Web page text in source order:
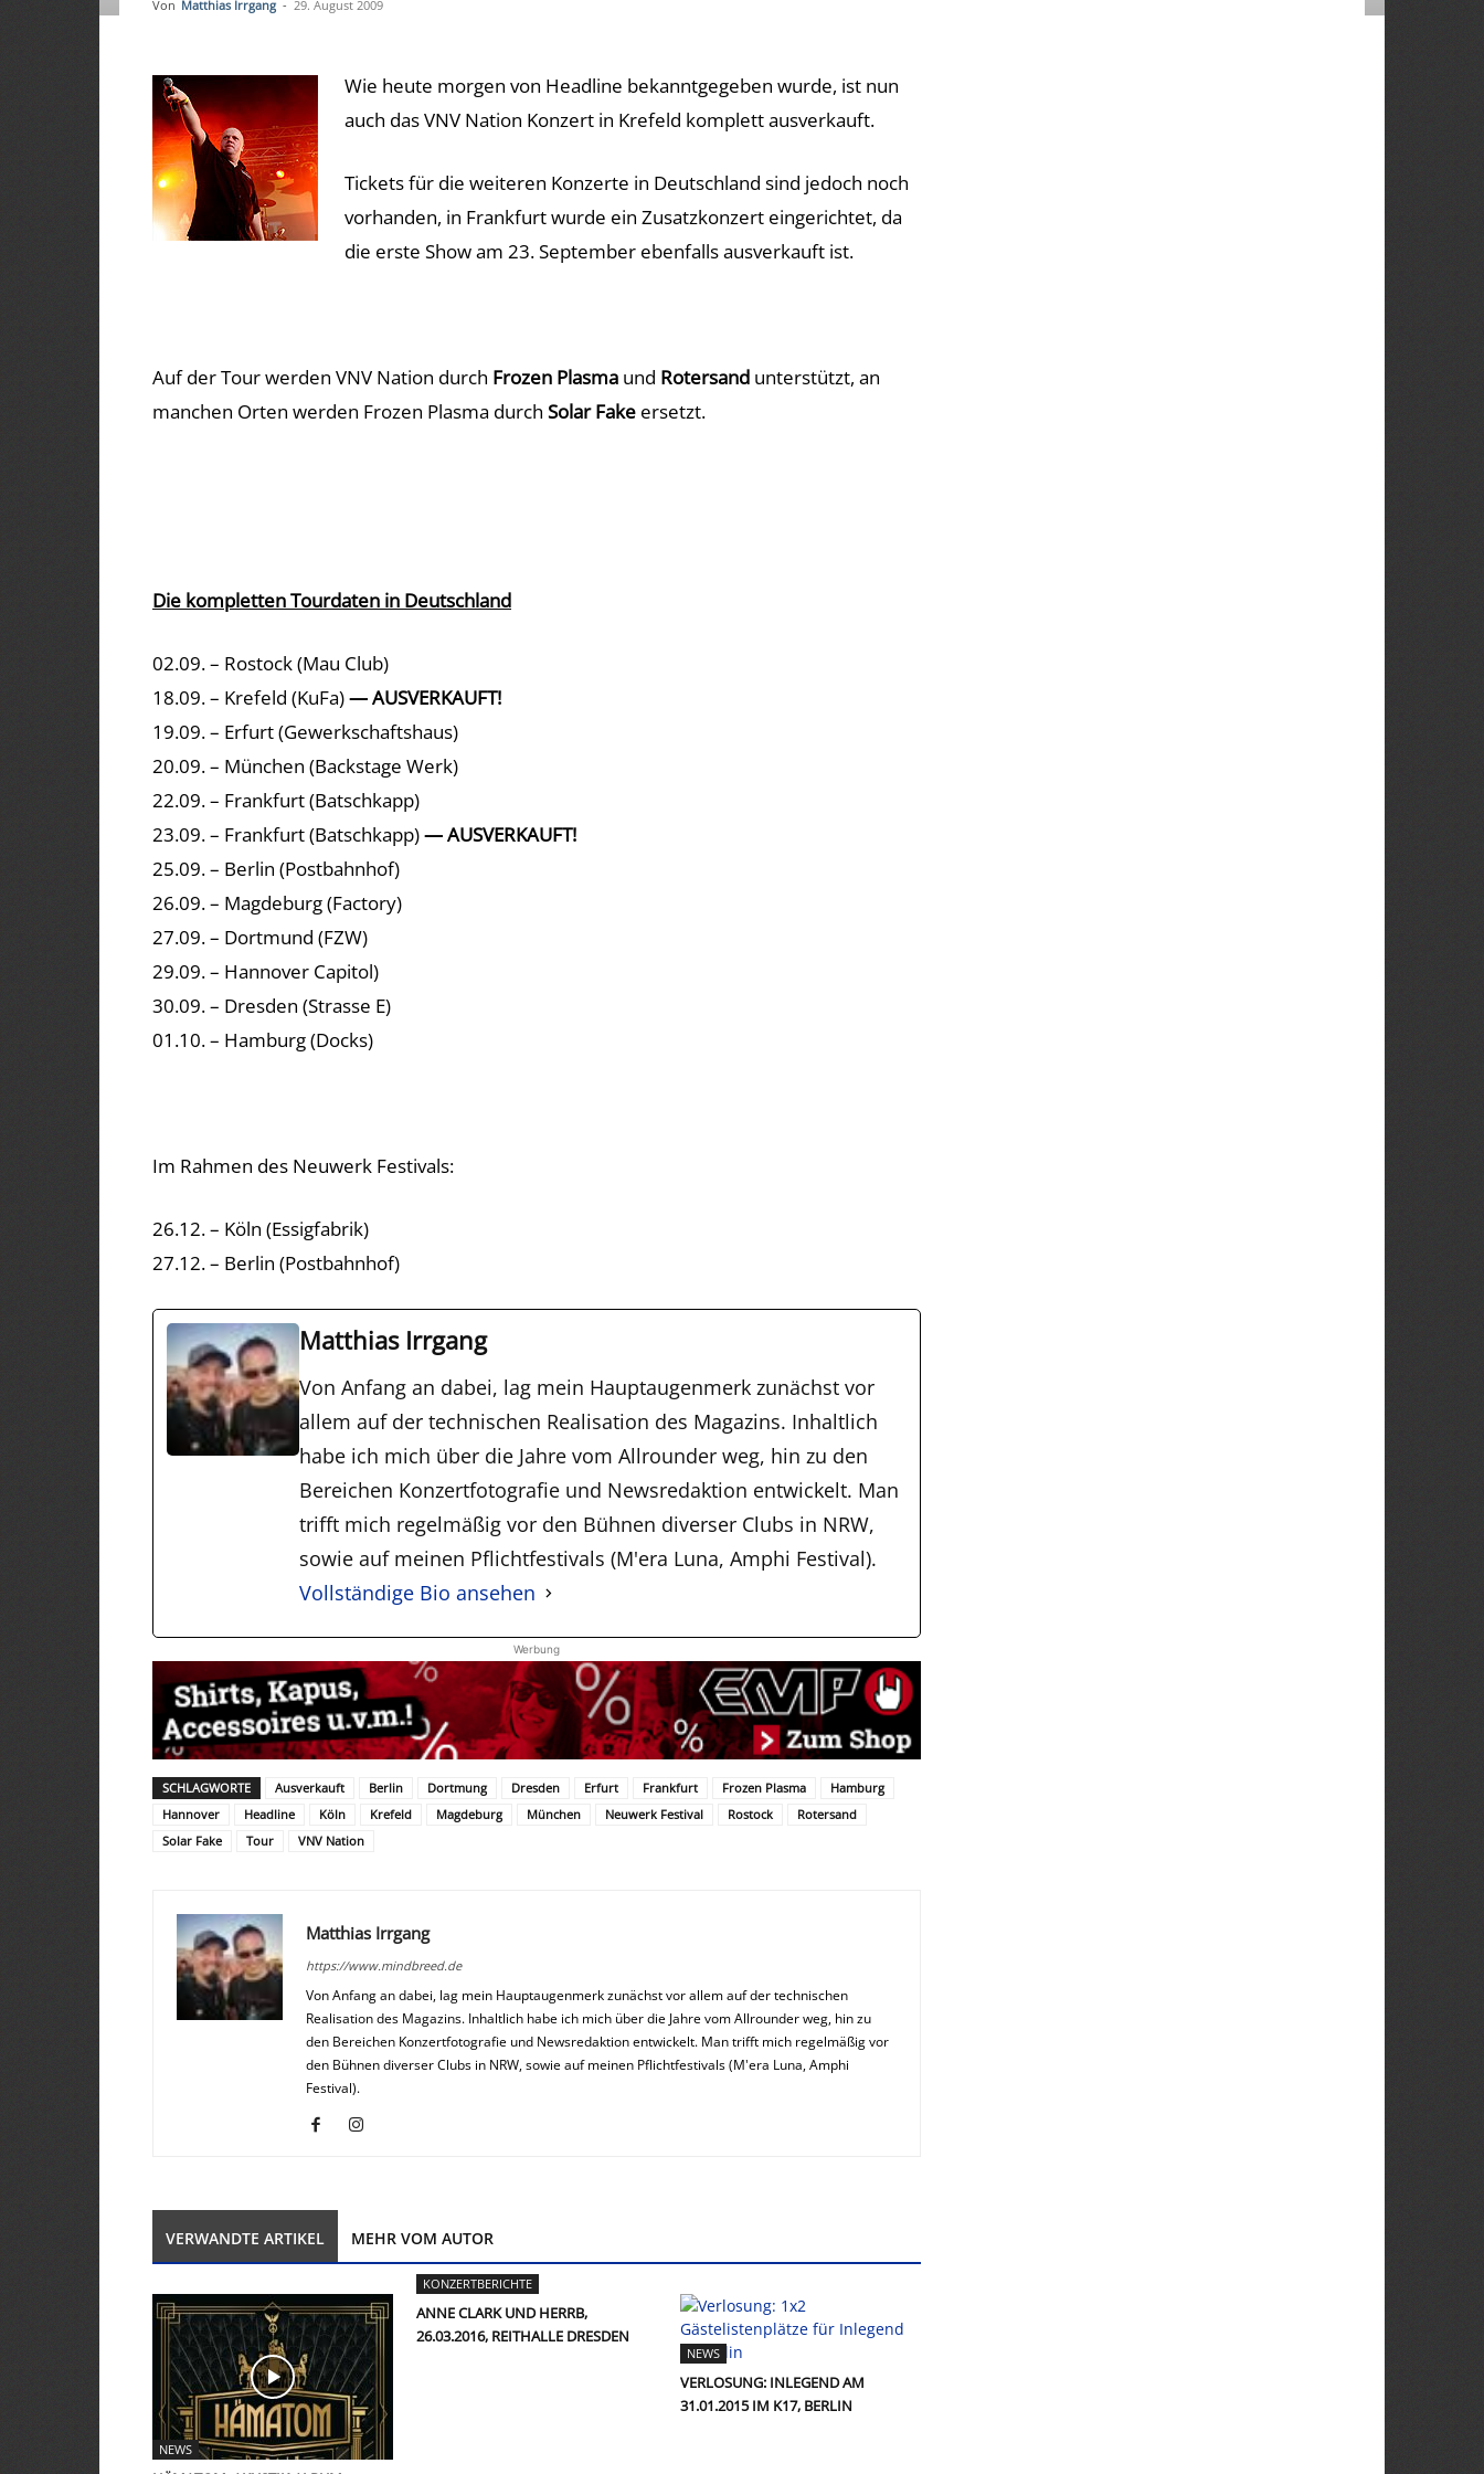
Von Matthias Irrgang - 29. August 2009
Wie heute morgen von Headline bekanntgegeben wurde, ist nun
auch das VNV Nation Konzert in Krefeld komplett ausverkauft.
Tickets für die weiteren Konzerte in Deutschland sind jedoch noch
vorhanden, in Frankfurt wurde ein Zusatzkonzert eingerichtet, da
die erste Show am 23. September ebenfalls ausverkauft ist.
Auf der Tour werden VNV Nation durch Frozen Plasma und Rotersand unterstützt, an
manchen Orten werden Frozen Plasma durch Solar Fake ersetzt.
Die kompletten Tourdaten in Deutschland
02.09. – Rostock (Mau Club)
18.09. – Krefeld (KuFa)— AUSVERKAUFT!
19.09. – Erfurt (Gewerkschaftshaus)
20.09. – München (Backstage Werk)
22.09. – Frankfurt (Batschkapp)
23.09. – Frankfurt (Batschkapp)— AUSVERKAUFT!
25.09. – Berlin (Postbahnhof)
26.09. – Magdeburg (Factory)
27.09. – Dortmund (FZW)
29.09. – Hannover Capitol)
30.09. – Dresden (Strasse E)
01.10. – Hamburg (Docks)
Im Rahmen des Neuwerk Festivals:
26.12. – Köln (Essigfabrik)
27.12. – Berlin (Postbahnhof)
Matthias Irrgang
Von Anfang an dabei, lag mein Hauptaugenmerk zunächst vor
allem auf der technischen Realisation des Magazins. Inhaltlich
habe ich mich über die Jahre vom Allrounder weg, hin zu den
Bereichen Konzertfotografie und Newsredaktion entwickelt. Man
trifft mich regelmäßig vor den Bühnen diverser Clubs in NRW,
sowie auf meinen Pflichtfestivals (M'era Luna, Amphi Festival).
Vollständige Bio ansehen
Werbung
SCHLAGWORTE Ausverkauft Berlin Dortmung Dresden Erfurt Frankfurt Frozen Plasma
Hamburg
Hannover
Headline Köln Krefeld Magdeburg München Neuwerk Festival Rostock
Rotersand
Solar Fake
Tour VNV Nation
Matthias Irrgang
https://www.mindbreed.de
Von Anfang an dabei, lag mein Hauptaugenmerk zunächst vor allem auf der technischen
Realisation des Magazins. Inhaltlich habe ich mich über die Jahre vom Allrounder weg, hin zu
den Bereichen Konzertfotografie und Newsredaktion entwickelt. Man trifft mich regelmäßig vor
den Bühnen diverser Clubs in NRW, sowie auf meinen Pflichtfestivals (M'era Luna, Amphi
Festival).
VERWANDTE ARTIKEL MEHR VOM AUTOR
NEWS
KONZERTBERICHTE
ANNE CLARK UND HERRB,
26.03.2016, REITHALLE DRESDEN
NEWS
VERLOSUNG: INLEGEND AM
31.01.2015 IM K17, BERLIN